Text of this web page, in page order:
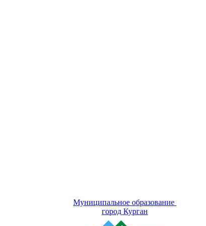
Муниципальное образование
город Курган